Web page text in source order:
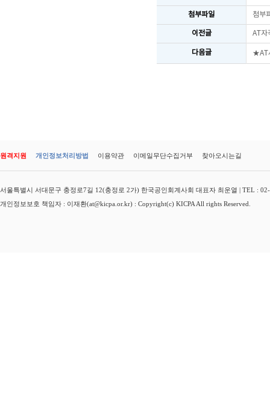
첨부파일 첨부
이전글 AT자
다음글 ★AT
원격지원 개인정보처리방법 이용약관 이메일무단수집거부 찾아오시는길
서울특별시 서대문구 충정로7길 12(충정로 2가) 한국공인회계사회 대표자 최운열 | TEL :
개인정보보호 책임자 : 이재환(at@kicpa.or.kr) : Copyright(c) KICPA All rights Reserved.